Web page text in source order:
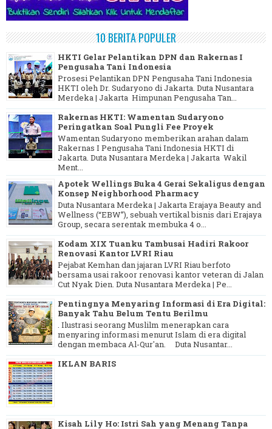
10 BERITA POPULER
HKTI Gelar Pelantikan DPN dan Rakernas I
Pengusaha Tani Indonesia
Prosesi Pelantikan DPN Pengusaha Tani Indonesia
HKTI oleh Dr. Sudaryono di Jakarta. Duta Nusantara
Merdeka | Jakarta Himpunan Pengusaha Tan...
Rakernas HKTI: Wamentan Sudaryono
Peringatkan Soal Pungli Fee Proyek
Wamentan Sudaryono memberikan arahan dalam
Rakernas I Pengusaha Tani Indonesia HKTI di
Jakarta. Duta Nusantara Merdeka | Jakarta Wakil
Ment...
Apotek Wellings Buka 4 Gerai Sekaligus dengan
Konsep Neighborhood Pharmacy
Duta Nusantara Merdeka | Jakarta Erajaya Beauty and
Wellness (“EBW”), sebuah vertikal bisnis dari Erajaya
Group, secara serentak membuka 4 o...
Kodam XIX Tuanku Tambusai Hadiri Rakoor
Renovasi Kantor LVRI Riau
Pejabat Kemhan dan jajaran LVRI Riau berfoto
bersama usai rakoor renovasi kantor veteran di Jalan
Cut Nyak Dien. Duta Nusantara Merdeka | Pe...
Pentingnya Menyaring Informasi di Era Digital:
Banyak Tahu Belum Tentu Berilmu
. Ilustrasi seorang Muslilm menerapkan cara
menyaring informasi menurut Islam di era digital
dengan membaca Al-Qur'an. Duta Nusantar...
IKLAN BARIS
Kisah Lily Ho: Istri Sah yang Menang Tanpa